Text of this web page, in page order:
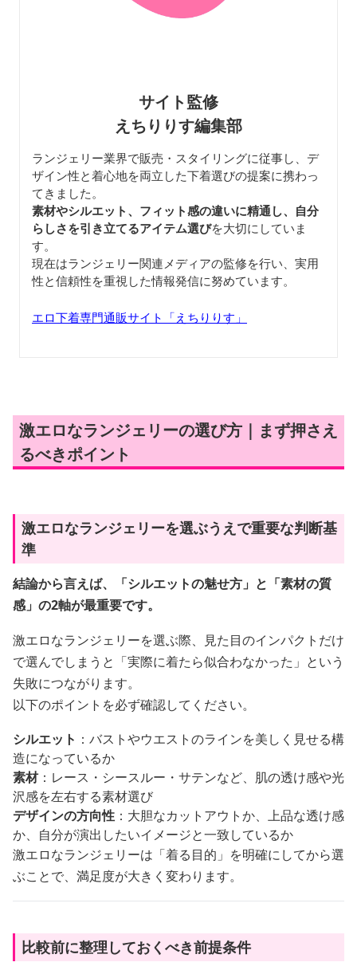
サイト監修
えちりりす編集部
ランジェリー業界で販売・スタイリングに従事し、デ
ザイン性と着心地を両立した下着選びの提案に携わっ
てきました。
素材やシルエット、フィット感の違いに精通し、自分
らしさを引き立てるアイテム選びを大切にしていま
す。
現在はランジェリー関連メディアの監修を行い、実用
性と信頼性を重視した情報発信に努めています。
エロ下着専門通販サイト「えちりりす」
激エロなランジェリーの選び方｜まず押さえ
るべきポイント
激エロなランジェリーを選ぶうえで重要な判断基
準
結論から言えば、「シルエットの魅せ方」と「素材の質
感」の2軸が最重要です。
激エロなランジェリーを選ぶ際、見た目のインパクトだけ
で選んでしまうと「実際に着たら似合わなかった」という
失敗につながります。
以下のポイントを必ず確認してください。
シルエット ：バストやウエストのラインを美しく見せる構
造になっているか
素材：レース・シースルー・サテンなど、肌の透け感や光
沢感を左右する素材選び
デザインの方向性 ：大胆なカットアウトか、上品な透け感
か、自分が演出したいイメージと一致しているか
激エロなランジェリーは「着る目的」を明確にしてから選
ぶことで、満足度が大きく変わります。
比較前に整理しておくべき前提条件